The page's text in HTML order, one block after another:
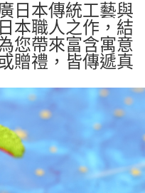
日本傳統工藝與
本職人之作，結
您帶來富含寓意
贈禮，皆傳遞真